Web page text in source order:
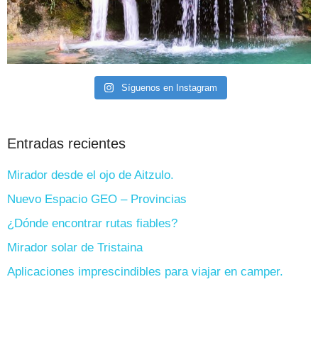
Síguenos en Instagram
Entradas recientes
Mirador desde el ojo de Aitzulo.
Nuevo Espacio GEO – Provincias
¿Dónde encontrar rutas fiables?
Mirador solar de Tristaina
Aplicaciones imprescindibles para viajar en camper.